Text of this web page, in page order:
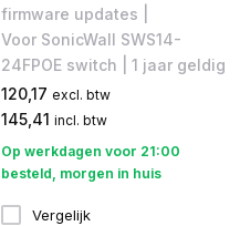
firmware updates |
Voor SonicWall SWS14-
24FPOE switch | 1 jaar geldig
120,17 excl. btw
145,41 incl. btw
Op werkdagen voor 21:00
besteld, morgen in huis
Vergelijk